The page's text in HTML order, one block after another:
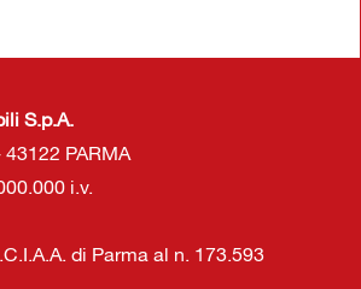
S.p.A.
PARMA
i.v.
di Parma al n. 173.593